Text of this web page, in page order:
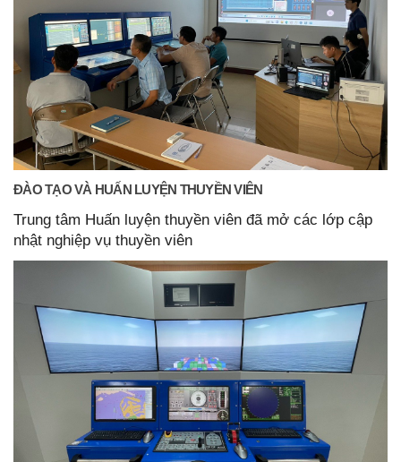
ĐÀO TẠO VÀ HUẤN LUYỆN THUYỀN VIÊN
Trung tâm Huấn luyện thuyền viên đã mở các lớp cập
nhật nghiệp vụ thuyền viên